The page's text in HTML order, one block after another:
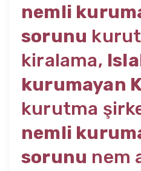
nemli
sorunu
kiralama,
kurumayan
kurutma
nemli
sorunu nem